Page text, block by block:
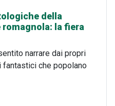
della
la fiera
narrare dai propri
fantastici che popolano